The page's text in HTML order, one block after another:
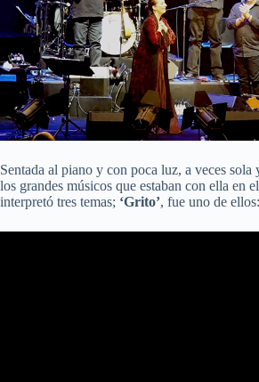
Sentada al piano y con poca luz, a veces sola
los grandes músicos que estaban con ella en
interpretó tres temas; ‘Grito’, fue uno de ellos: